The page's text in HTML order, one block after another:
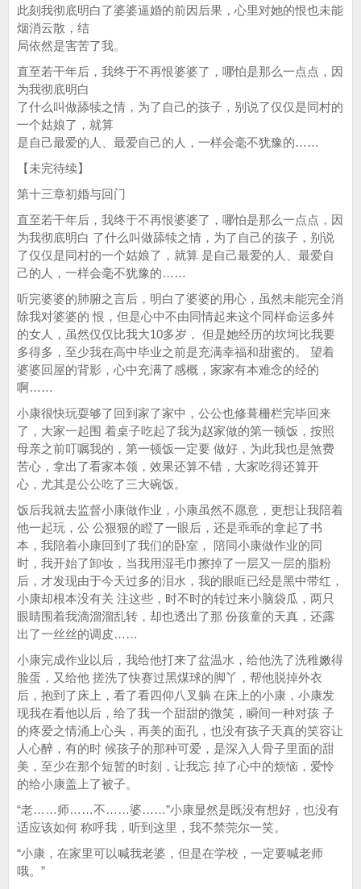
此刻我彻底明白了婆婆逼婚的前因后果，心里对她的恨也未能
烟消云散，结
局依然是害苦了我。
直至若干年后，我终于不再恨婆婆了，哪怕是那么一点点，因
为我彻底明白
了什么叫做舔犊之情，为了自己的孩子，别说了仅仅是同村的
一个姑娘了，就算
是自己最爱的人、最爱自己的人，一样会毫不犹豫的……
【未完待续】
第十三章初婚与回门
直至若干年后，我终于不再恨婆婆了，哪怕是那么一点点，因
为我彻底明白 了什么叫做舔犊之情，为了自己的孩子，别说
了仅仅是同村的一个姑娘了，就算 是自己最爱的人、最爱自
己的人，一样会毫不犹豫的……
听完婆婆的肺腑之言后，明白了婆婆的用心，虽然未能完全消
除我对婆婆的 恨，但是心中不由同情起来这个同样命运多舛
的女人，虽然仅仅比我大10多岁， 但是她经历的坎坷比我要
多得多，至少我在高中毕业之前是充满幸福和甜蜜的。 望着
婆婆回屋的背影，心中充满了感概，家家有本难念的经的
啊……
小康很快玩耍够了回到家了家中，公公也修葺栅栏完毕回来
了，大家一起围 着桌子吃起了我为赵家做的第一顿饭，按照
母亲之前叮嘱我的，第一顿饭一定要 做好，为此我也是煞费
苦心，拿出了看家本领，效果还算不错，大家吃得还算开
心，尤其是公公吃了三大碗饭。
饭后我就去监督小康做作业，小康虽然不愿意，更想让我陪着
他一起玩，公 公狠狠的瞪了一眼后，还是乖乖的拿起了书
本，我陪着小康回到了我们的卧室， 陪同小康做作业的同
时，我开始了卸妆，当我用湿毛巾擦掉了一层又一层的脂粉
后，才发现由于今天过多的泪水，我的眼眶已经是黑中带红，
小康却根本没有关 注这些，时不时的转过来小脑袋瓜，两只
眼睛围着我滴溜溜乱转，却也透出了那 份孩童的天真，还露
出了一丝丝的调皮……
小康完成作业以后，我给他打来了盆温水，给他洗了洗稚嫩得
脸蛋，又给他 搓洗了快赛过黑煤球的脚丫，帮他脱掉外衣
后，抱到了床上，看了看四仰八叉躺 在床上的小康，小康发
现我在看他以后，给了我一个甜甜的微笑，瞬间一种对孩 子
的疼爱之情涌上心头，再美的面孔，也没有孩子天真的笑容让
人心醉，有的时 候孩子的那种可爱，是深入人骨子里面的甜
美，至少在那个短暂的时刻，让我忘 掉了心中的烦恼，爱怜
的给小康盖上了被子。
“老……师……不……婆……”小康显然是既没有想好，也没有
适应该如何 称呼我，听到这里，我不禁莞尔一笑。
“小康，在家里可以喊我老婆，但是在学校，一定要喊老师
哦。”